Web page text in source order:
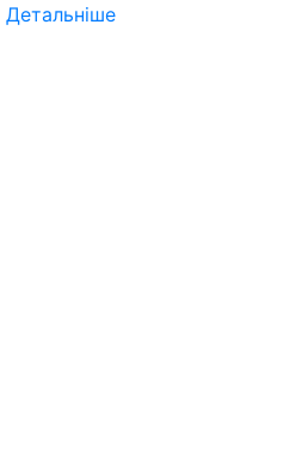
Детальніше